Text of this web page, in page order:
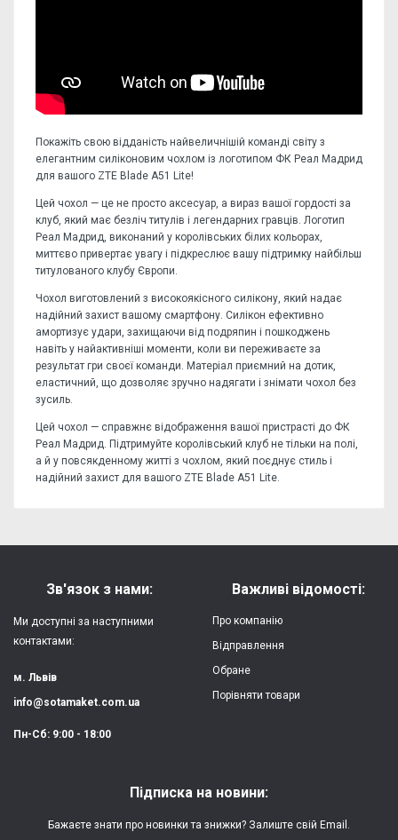
Покажіть свою відданість найвеличнішій команді світу з
елегантним силіконовим чохлом із логотипом ФК Реал Мадрид
для вашого ZTE Blade A51 Lite!
Цей чохол — це не просто аксесуар, а вираз вашої гордості за
клуб, який має безліч титулів і легендарних гравців. Логотип
Реал Мадрид, виконаний у королівських білих кольорах,
миттєво привертає увагу і підкреслює вашу підтримку найбільш
титулованого клубу Європи.
Чохол виготовлений з високоякісного силікону, який надає
надійний захист вашому смартфону. Силікон ефективно
амортизує удари, захищаючи від подряпин і пошкоджень
навіть у найактивніші моменти, коли ви переживаєте за
результат гри своєї команди. Матеріал приємний на дотик,
еластичний, що дозволяє зручно надягати і знімати чохол без
зусиль.
Цей чохол — справжнє відображення вашої пристрасті до ФК
Реал Мадрид. Підтримуйте королівський клуб не тільки на полі,
а й у повсякденному житті з чохлом, який поєднує стиль і
надійний захист для вашого ZTE Blade A51 Lite.
Захист:
від ударів,
Якість:
яскрава, чітка
Особливості:
(вологостійкий, гнучкий)
Напишіть відгук або думку
Зв'язок з нами:
Ми доступні за наступними
контактами:
м. Львів
info@sotamaket.com.ua
Пн-Сб: 9:00 - 18:00
Важливі відомості:
Про компанію
Відправлення
Обране
Порівняти товари
Підписка на новини:
Бажаєте знати про новинки та знижки? Залиште свій Email.